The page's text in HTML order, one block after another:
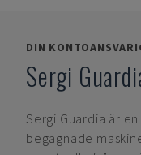
DIN
Sergi
Sergi Guardia är
begagnade